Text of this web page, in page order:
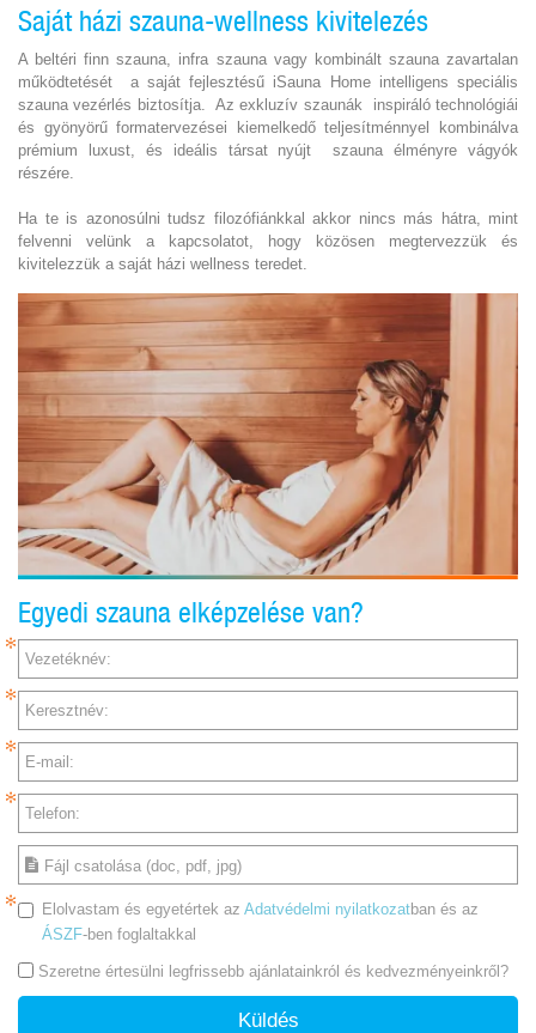
Saját házi szauna-wellness kivitelezés
A beltéri finn szauna, infra szauna vagy kombinált szauna zavartalan
működtetését a saját fejlesztésű iSauna Home intelligens speciális
szauna vezérlés biztosítja. Az exkluzív szaunák inspiráló technológiái
és gyönyörű formatervezései kiemelkedő teljesítménnyel kombinálva
prémium luxust, és ideális társat nyújt szauna élményre vágyók
részére.
Ha te is azonosúlni tudsz filozófiánkkal akkor nincs más hátra, mint
felvenni velünk a kapcsolatot, hogy közösen megtervezzük és
kivitelezzük a saját házi wellness teredet.
Egyedi szauna elképzelése van?
Vezetéknév:
Keresztnév:
E-mail:
Telefon:
Fájl csatolása (doc, pdf, jpg)
Elolvastam és egyetértek az Adatvédelmi nyilatkozatban és az
ÁSZF-ben foglaltakkal
Szeretne értesülni legfrissebb ajánlatainkról és kedvezményeinkről?
Küldés